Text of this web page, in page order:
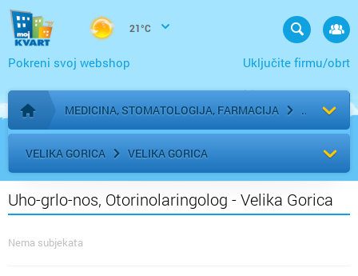
21°C
Uključite firmu/obrt
Pokreni svoj webshop
Početna stranica
MEDICINA, STOMATOLOGIJA, FARMACIJA
VELIKA GORICA VELIKA GORICA
Uho-grlo-nos, Otorinolaringolog - Velika Gorica
Nema subjekata